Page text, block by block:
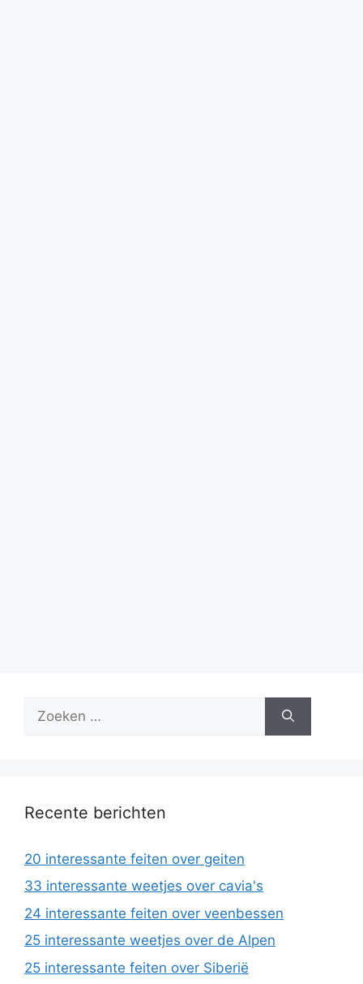
naar:
Recente berichten
20 interessante feiten over geiten
33 interessante weetjes over cavia's
24 interessante feiten over veenbessen
25 interessante weetjes over de Alpen
25 interessante feiten over Siberië